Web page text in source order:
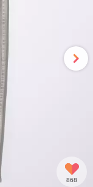
868
パンツはLサイズ。
もっと見る
います
す。レビューされて
もっと見る